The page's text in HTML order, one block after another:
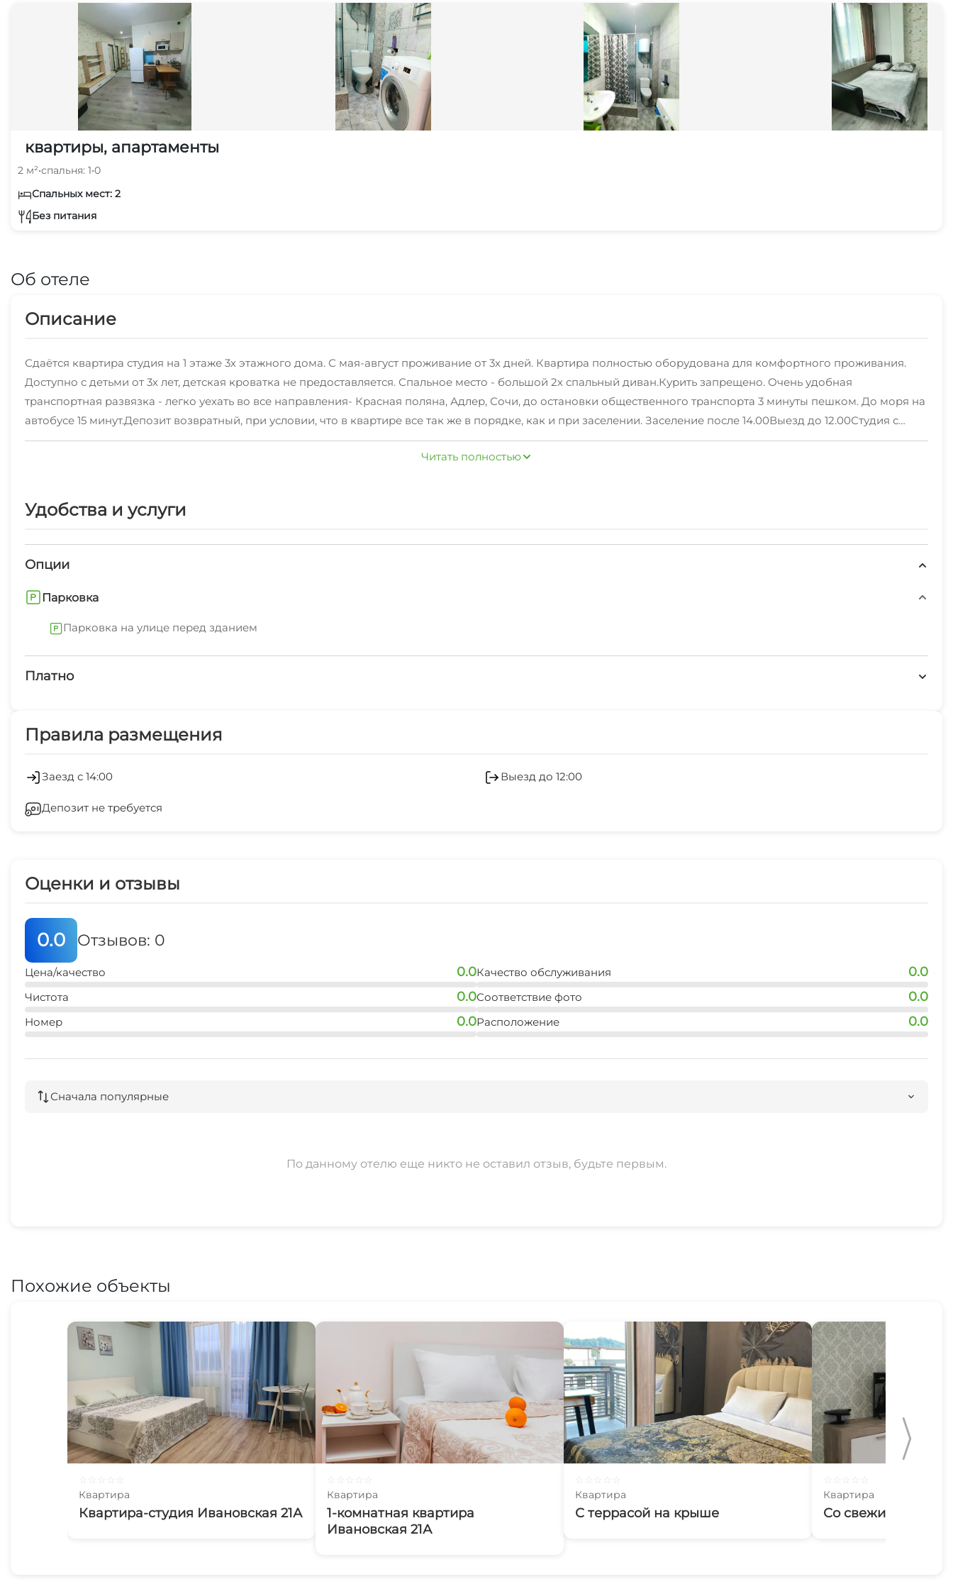
квартиры, апартаменты
2 м²•спальня: 1•0
Спальных мест: 2
Без питания
Об отеле
Описание
Сдаётся квартира студия на 1 этаже 3х этажного дома. С мая-август проживание от 3х дней. Квартира полностью оборудована для комфортного проживания.
Доступно с детьми от 3х лет, детская кроватка не предоставляется. Спальное место - большой 2х спальный диван.Курить запрещено. Очень удобная
транспортная развязка - легко уехать во все направления- Красная поляна, Адлер, Сочи, до остановки общественного транспорта 3 минуты пешком. До моря на
автобусе 15 минут.Депозит возвратный, при условии, что в квартире все так же в порядке, как и при заселении. Заселение после 14.00Выезд до 12.00Студия с
кухонной зоной сдаётся на минимальный срок от 1 до 2 суток. Заезд после 14:00, отъезд до 12:00
Читать полностью
Удобства и услуги
Опции
Парковка
Парковка на улице перед зданием
Платно
Холодильник
Правила размещения
Заезд с 14:00 Выезд до 12:00
Депозит не требуется
Оценки и отзывы
0.0 Отзывов: 0
Цена/качество 0.0
Чистота 0.0
Номер 0.0
Качество обслуживания 0.0
Соответствие фото 0.0
Расположение 0.0
Сначала популярные
По данному отелю еще никто не оставил отзыв, будьте первым.
Похожие объекты
Квартира
Квартира-студия Ивановская 21А
Квартира
1-комнатная квартира
Ивановская 21А
Квартира
С террасой на крыше
Квартира
Со свежим